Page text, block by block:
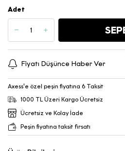
Adet
Fiyatı Düşünce Haber Ver
Axess'e özel peşin fiyatına 6 Taksit
1000 TL Üzeri Kargo Ücretsiz
Ücretsiz ve Kolay İade
Peşin fiyatına taksit fırsatı